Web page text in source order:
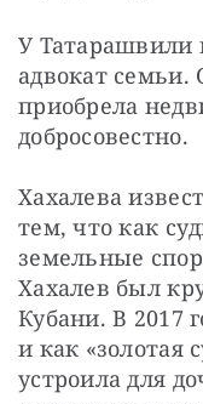
У Татарашвили
адвокат семьи.
приобрела
добросовестно.
Хахалева
тем, что как
земельные
Хахалев был
Кубани. В 2017
и как «золотая
устроила для